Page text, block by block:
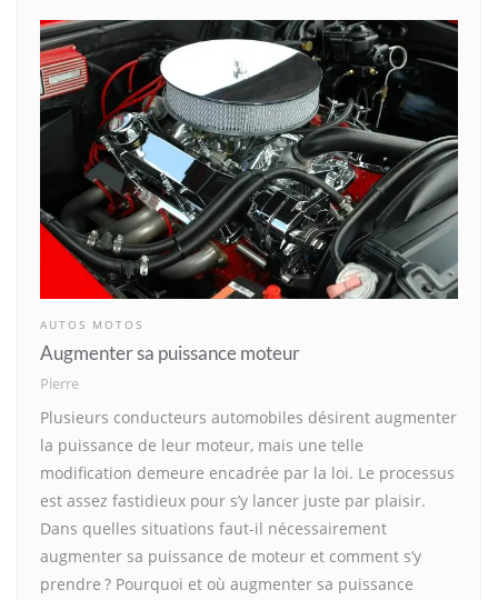
AUTOS MOTOS
Augmenter sa puissance moteur
Pierre
Plusieurs conducteurs automobiles désirent augmenter
la puissance de leur moteur, mais une telle
modification demeure encadrée par la loi. Le processus
est assez fastidieux pour s’y lancer juste par plaisir.
Dans quelles situations faut-il nécessairement
augmenter sa puissance de moteur et comment s’y
prendre ? Pourquoi et où augmenter sa puissance